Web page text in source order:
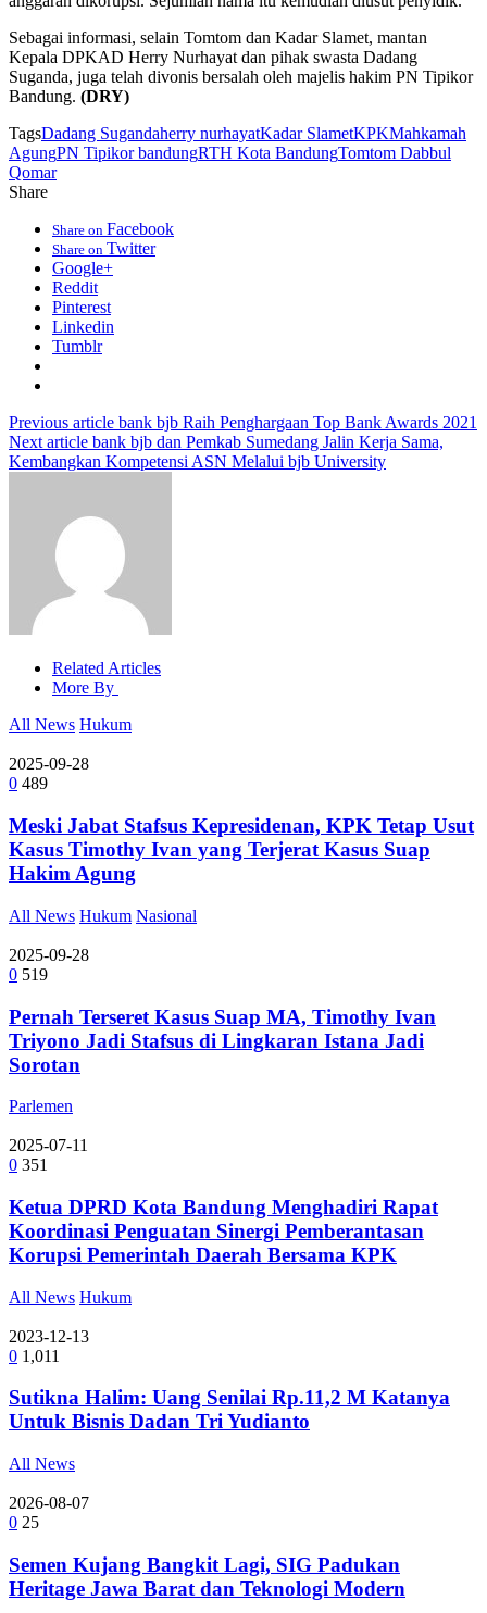
Sebagai informasi, selain Tomtom dan Kadar Slamet, mantan
Kepala DPKAD Herry Nurhayat dan pihak swasta Dadang
Suganda, juga telah divonis bersalah oleh majelis hakim PN Tipikor
Bandung. (DRY)
TagsDadang Sugandaherry nurhayatKadar SlametKPKMahkamah
AgungPN Tipikor bandungRTH Kota BandungTomtom Dabbul
Qomar
Share
Share on Facebook
Share on Twitter
Google+
Reddit
Pinterest
Linkedin
Tumblr
Previous article bank bjb Raih Penghargaan Top Bank Awards 2021
Next article bank bjb dan Pemkab Sumedang Jalin Kerja Sama,
Kembangkan Kompetensi ASN Melalui bjb University
Related Articles
More By
All News Hukum
2025-09-28
0 489
Meski Jabat Stafsus Kepresidenan, KPK Tetap Usut
Kasus Timothy Ivan yang Terjerat Kasus Suap
Hakim Agung
All News Hukum Nasional
2025-09-28
0 519
Pernah Terseret Kasus Suap MA, Timothy Ivan
Triyono Jadi Stafsus di Lingkaran Istana Jadi
Sorotan
Parlemen
2025-07-11
0 351
Ketua DPRD Kota Bandung Menghadiri Rapat
Koordinasi Penguatan Sinergi Pemberantasan
Korupsi Pemerintah Daerah Bersama KPK
All News Hukum
2023-12-13
0 1,011
Sutikna Halim: Uang Senilai Rp.11,2 M Katanya
Untuk Bisnis Dadan Tri Yudianto
All News
2026-08-07
0 25
Semen Kujang Bangkit Lagi, SIG Padukan
Heritage Jawa Barat dan Teknologi Modern